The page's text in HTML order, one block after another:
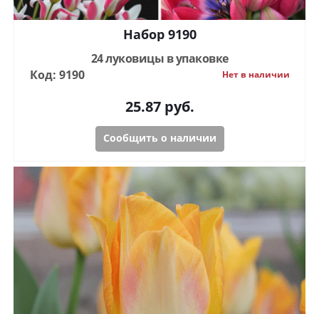
Набор 9190
24 луковицы в упаковке
Код: 9190
Нет в наличии
25.87руб.
Сообщить о наличии